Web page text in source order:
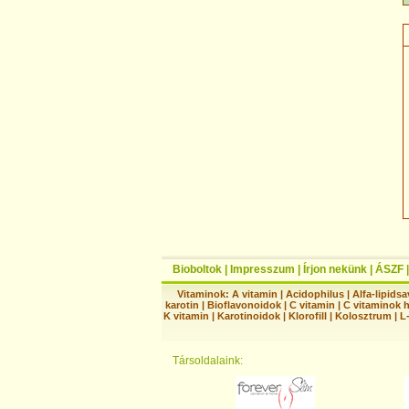
Bioboltok | Impresszum | Írjon nekünk | ÁSZF |
Vitaminok: A vitamin | Acidophilus| Alfa-
karotin | Bioflavonoidok | C vitamin | C vitaminok
K vitamin | Karotinoidok | Klorofill | Kolosztrum |
Társoldalaink: